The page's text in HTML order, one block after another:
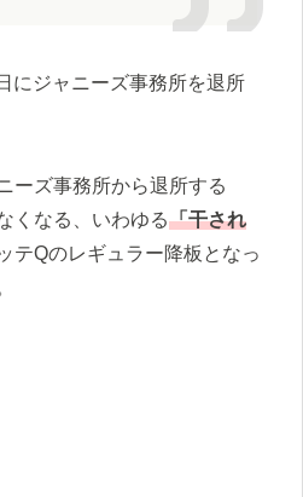
にジャニーズ事務所を退所
ーズ事務所から退所する
くなる、いわゆる「干され
テQのレギュラー降板となっ